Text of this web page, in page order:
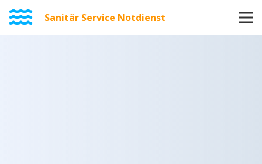
Sanitär Service Notdienst